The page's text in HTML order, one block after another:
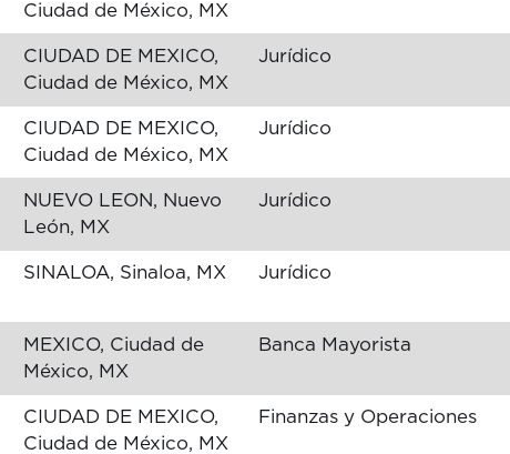
Ciudad de México, MX
CIUDAD DE MEXICO,
Ciudad de México, MX
Jurídico
CIUDAD DE MEXICO,
Ciudad de México, MX
Jurídico
NUEVO LEON, Nuevo
León, MX
Jurídico
SINALOA, Sinaloa, MX Jurídico
MEXICO, Ciudad de
México, MX
Banca Mayorista
CIUDAD DE MEXICO,
Ciudad de México, MX
Finanzas y Operaciones